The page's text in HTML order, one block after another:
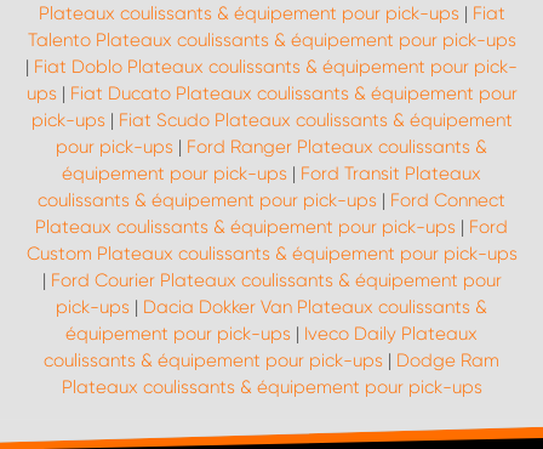
Plateaux coulissants & équipement pour pick-ups | Fiat
Talento Plateaux coulissants & équipement pour pick-ups
| Fiat Doblo Plateaux coulissants & équipement pour pick-
ups | Fiat Ducato Plateaux coulissants & équipement pour
pick-ups | Fiat Scudo Plateaux coulissants & équipement
pour pick-ups | Ford Ranger Plateaux coulissants &
équipement pour pick-ups | Ford Transit Plateaux
coulissants & équipement pour pick-ups | Ford Connect
Plateaux coulissants & équipement pour pick-ups | Ford
Custom Plateaux coulissants & équipement pour pick-ups
| Ford Courier Plateaux coulissants & équipement pour
pick-ups | Dacia Dokker Van Plateaux coulissants &
équipement pour pick-ups | Iveco Daily Plateaux
coulissants & équipement pour pick-ups | Dodge Ram
Plateaux coulissants & équipement pour pick-ups